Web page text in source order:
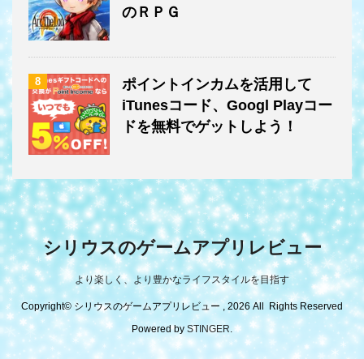
のＲＰＧ
8
ポイントインカムを活用して
iTunesコード、Googl Playコー
ドを無料でゲットしよう！
シリウスのゲームアプリレビュー
より楽しく、より豊かなライフスタイルを目指す
Copyright© シリウスのゲームアプリレビュー , 2026 All Rights Reserved
Powered by STINGER